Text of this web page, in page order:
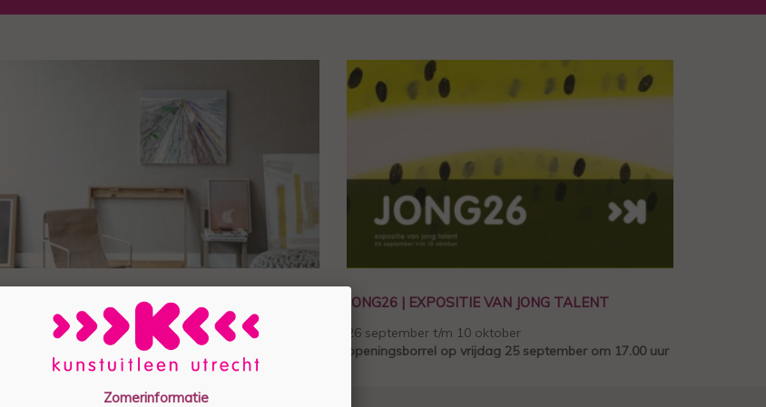
ZO WERKT HET LENEN, SPAREN EN KOPEN! JONG26 | EXPOSITIE VAN JONG TALENT
26 september t/m 10 oktober
openingsborrel op vrijdag 25 september om 17.00 uur
Zomerinformatie